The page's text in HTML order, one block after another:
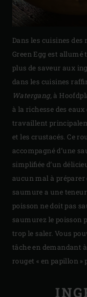
Dans les cuisines
Green Egg est
plus de saveur aux
dans les cuisines
Watergang, à
à la richesse des
travaillent
et les crustacés. Ce
accompagné d’une
simplifiée d’un
aucun mal à préparer
saumure a une teneur
poisson ne doit pas
saumurez le poisson
trop le saler. Vous
tâche en demandant
rouget « en papillon »